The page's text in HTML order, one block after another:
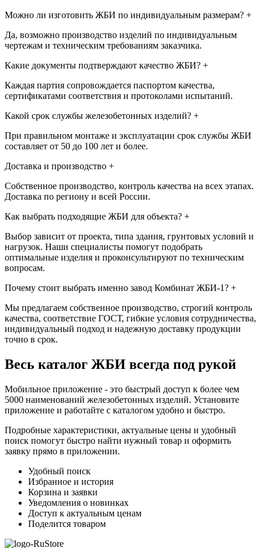
Можно ли изготовить ЖБИ по индивидуальным размерам? +
Да, возможно производство изделий по индивидуальным
чертежам и техническим требованиям заказчика.
Какие документы подтверждают качество ЖБИ? +
Каждая партия сопровождается паспортом качества,
сертификатами соответствия и протоколами испытаний.
Какой срок службы железобетонных изделий? +
При правильном монтаже и эксплуатации срок службы ЖБИ
составляет от 50 до 100 лет и более.
Доставка и производство +
Собственное производство, контроль качества на всех этапах.
Доставка по региону и всей России.
Как выбрать подходящие ЖБИ для объекта? +
Выбор зависит от проекта, типа здания, грунтовых условий и
нагрузок. Наши специалисты помогут подобрать
оптимальные изделия и проконсультируют по техническим
вопросам.
Почему стоит выбрать именно завод Комбинат ЖБИ-1? +
Мы предлагаем собственное производство, строгий контроль
качества, соответствие ГОСТ, гибкие условия сотрудничества,
индивидуальный подход и надежную доставку продукции
точно в срок.
Весь каталог ЖБИ всегда под рукой
Мобильное приложение - это быстрый доступ к более чем
5000 наименований железобетонных изделий. Установите
приложение и работайте с каталогом удобно и быстро.
Подробные характеристики, актуальные цены и удобный
поиск помогут быстро найти нужный товар и оформить
заявку прямо в приложении.
Удобный поиск
Избранное и история
Корзина и заявки
Уведомления о новинках
Доступ к актуальным ценам
Поделится товаром